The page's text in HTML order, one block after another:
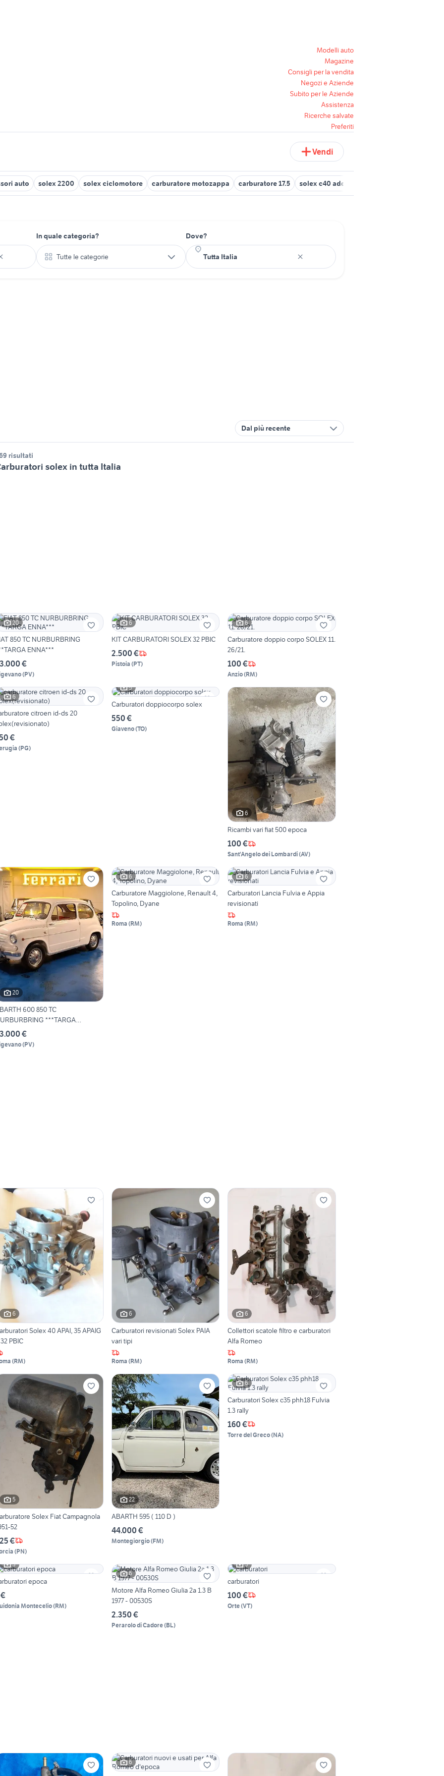
Modelli auto
Magazine
Consigli per la vendita
Negozi e Aziende
Subito per le Aziende
Assistenza
Ricerche salvate
Preferiti
Vendi
auto solex 2200 solex ciclomotore carburatore motozappa carburatore 17.5 solex c40 addhe
In quale categoria?
Tutte le categorie
Dove?
Dal più recente
risultati
solex in tutta Italia
20
850 TC NURBURBRING
ENNA***
€
(PV)
6
KIT CARBURATORI SOLEX 32 PBIC
2.500 €
Pistoia (PT)
6
Carburatore doppio corpo SOLEX 11.
26/21.
100 €
Anzio(RM)
6
citroen id-ds 20
€
(PG)
5
Carburatori doppiocorpo solex
550 €
Giaveno(TO)
6
Ricambi vari fiat 500 epoca
100 €
Sant'Angelo dei Lombardi(AV)
20
600 850 TC
***TARGA
€
(PV)
6
Carburatore Maggiolone, Renault 4,
Topolino, Dyane
Roma (RM)
6
Carburatori Lancia Fulvia e Appia
revisionati
Roma (RM)
6
Solex 40 APAI, 35 APAIG
PBIC
(RM)
6
Carburatori revisionati Solex PAIA
vari tipi
Roma (RM)
6
Collettori scatole filtro e carburatori
Alfa Romeo
Roma (RM)
5
Solex Fiat Campagnola
52
€
(PN)
22
ABARTH 595 ( 110 D )
44.000 €
Montegiorgio(FM)
6
Carburatori Solex c35 phh18 Fulvia
1.3 rally
160 €
Torre del Greco(NA)
3
epoca
Montecelio(RM)
6
Motore Alfa Romeo Giulia 2a 1.3 B
1977 - 00530S
2.350 €
Perarolo di Cadore(BL)
5
carburatori
100 €
Orte(VT)
6